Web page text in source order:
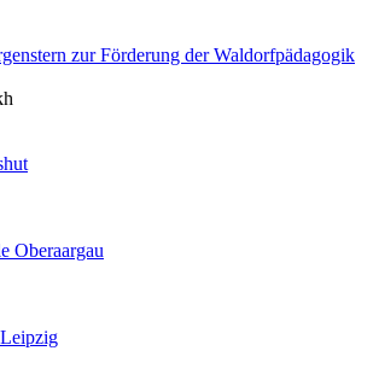
zur Förderung der Waldorfpädagogik
Oberaargau